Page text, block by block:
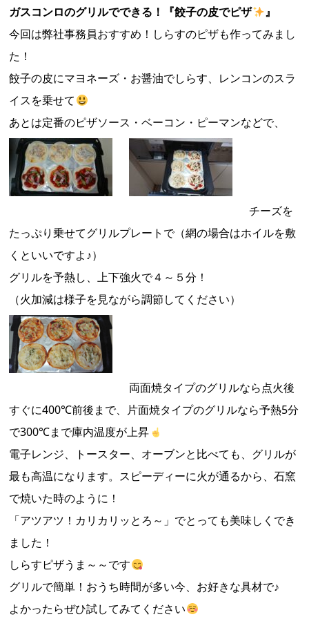
ガスコンロのグリルでできる！『餃子の皮でピザ
』
今回は弊社事務員おすすめ！しらすのピザも作ってみまし
た！
餃子の皮にマヨネーズ・お醤油でしらす、レンコンのスラ
イスを乗せて
あとは定番のピザソース・ベーコン・ピーマンなどで、
チーズを
たっぷり乗せてグリルプレートで（網の場合はホイルを敷
くといいですよ♪）
グリルを予熱し、上下強火で４～５分！
（火加減は様子を見ながら調節してください）
両面焼タイプのグリルなら点火後
すぐに400℃前後まで、片面焼タイプのグリルなら予熱5分
で300℃まで庫内温度が上昇
電子レンジ、トースター、オーブンと比べても、グリルが
最も高温になります。スピーディーに火が通るから、石窯
で焼いた時のように！
「アツアツ！カリカリッとろ～」でとっても美味しくでき
ました！
しらすピザうま～～です
グリルで簡単！おうち時間が多い今、お好きな具材で♪
よかったらぜひ試してみてください